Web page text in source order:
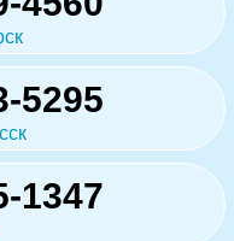
5295
1347